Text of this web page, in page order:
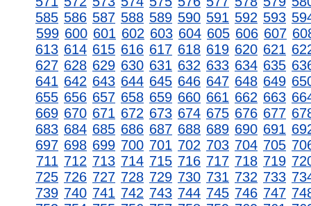
585 586 587 588 589 590 591 592 593
599 600 601 602 603 604 605 606 607
613 614 615 616 617 618 619 620 621
627 628 629 630 631 632 633 634 635
641 642 643 644 645 646 647 648 649
655 656 657 658 659 660 661 662 663
669 670 671 672 673 674 675 676 677
683 684 685 686 687 688 689 690 691
697 698 699 700 701 702 703 704 705
711 712 713 714 715 716 717 718 719
725 726 727 728 729 730 731 732 733
739 740 741 742 743 744 745 746 747